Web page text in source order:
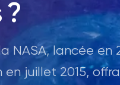
?
NASA, lancée
juillet 2015,